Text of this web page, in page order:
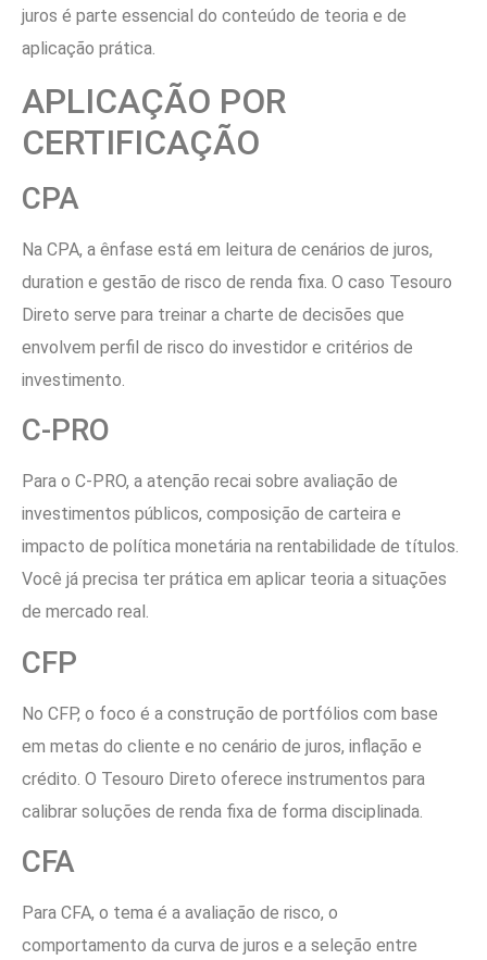
juros é parte essencial do conteúdo de teoria e de
aplicação prática.
APLICAÇÃO POR
CERTIFICAÇÃO
CPA
Na CPA, a ênfase está em leitura de cenários de juros,
duration e gestão de risco de renda fixa. O caso Tesouro
Direto serve para treinar a charte de decisões que
envolvem perfil de risco do investidor e critérios de
investimento.
C-PRO
Para o C-PRO, a atenção recai sobre avaliação de
investimentos públicos, composição de carteira e
impacto de política monetária na rentabilidade de títulos.
Você já precisa ter prática em aplicar teoria a situações
de mercado real.
CFP
No CFP, o foco é a construção de portfólios com base
em metas do cliente e no cenário de juros, inflação e
crédito. O Tesouro Direto oferece instrumentos para
calibrar soluções de renda fixa de forma disciplinada.
CFA
Para CFA, o tema é a avaliação de risco, o
comportamento da curva de juros e a seleção entre